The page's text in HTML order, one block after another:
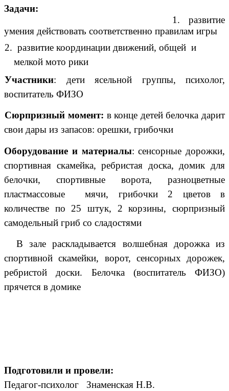
Задачи:
1.
развитие
умения действовать соответственно правилам игры
2. развитие координации движений, общей и
мелкой мото рики
Участники: дети ясельной группы, психолог,
воспитатель ФИЗО
Сюрпризный момент: в конце детей белочка дарит
свои дары из запасов: орешки, грибочки
Оборудование и материалы: сенсорные дорожки,
спортивная скамейка, ребристая доска, домик для
белочки, спортивные ворота, разноцветные
пластмассовые мячи, грибочки 2 цветов в
количестве по 25 штук, 2 корзины, сюрпризный
самодельный гриб со сладостями
В зале раскладывается волшебная дорожка из
спортивной скамейки, ворот, сенсорных дорожек,
ребристой доски. Белочка (воспитатель ФИЗО)
прячется в домике
Подготовили и провели:
Педагог-психолог Знаменская Н.В.